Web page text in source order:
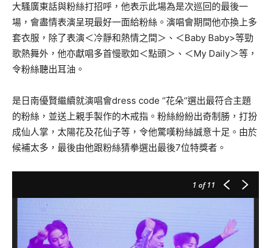
大騷廣東話與粉絲打招呼，他表示此場為是次巡回的最後一
場，會盡情表演呈現最好一面給粉絲。演唱會期間他亦換上多
套衣服，除了表演＜冷靜和熱情之間＞、＜Baby Baby>等勁
歌熱舞外，他亦獻唱多首慢歌如＜點頭＞、＜My Daily＞等，
令粉絲聽出耳油。
是日南優賢繼續就演唱會dress code ‘’花朵‘’選出最符合主題
的粉絲，並送上親手製作的木戒指。粉絲紛紛出奇制勝，打扮
成仙人掌，太陽花及花仙子等，令他驚嘆粉絲誠意十足。由於
候補太多，最後由他跟粉絲猜拳選出最後7位特獎者。
1 of 11